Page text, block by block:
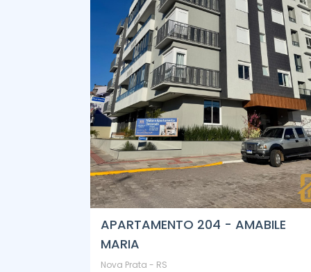
APARTAMENTO 204 - AMABILE
MARIA
Nova Prata - RS